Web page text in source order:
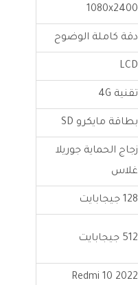
1080x2400
دقة كاملة الوضوح
LCD
تقنية 4G
بطاقة مايكرو SD
زجاج الحماية جوريلا
غلاس
128 جيجابايت
512 جيجابايت
Redmi 10 2022